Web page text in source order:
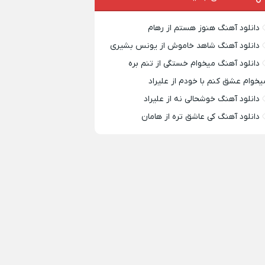
دانلود آهنگ هنوز هستم از رهام
دانلود آهنگ شاهد خاموش از یونس بشیری
دانلود آهنگ میخوام خستگی از تنم بره
عشق کنم با خودم از علیراد
دانلود آهنگ خوشحالی نه از علیراد
دانلود آهنگ کی عاشق تره از هامان